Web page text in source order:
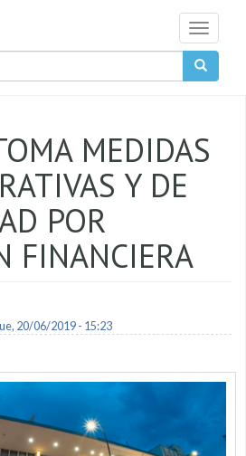
Toggle
MEDIDAS
Y DE
POR
FINANCIERA
20/06/2019 - 15:23